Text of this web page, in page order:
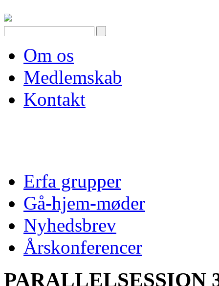
to
content
Om os
Medlemskab
Kontakt
Erfa grupper
Gå-hjem-møder
Nyhedsbrev
Årskonferencer
PARALLELSESSION